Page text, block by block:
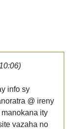
info sy
@ ireny
ity
vazaha no